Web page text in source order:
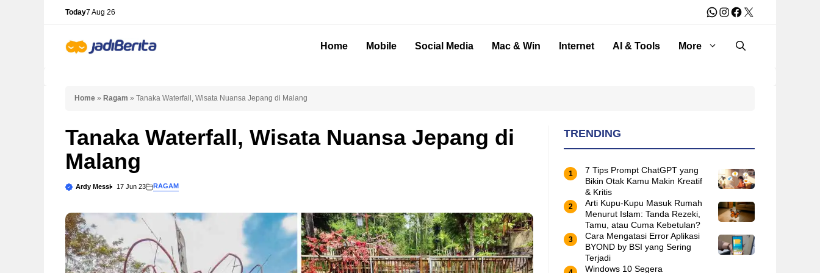
Today7 Aug 26 WhatsApp
Instagram
Facebook
X
Home Mobile Social Media Mac & Win Internet AI & Tools More
Home » Ragam » Tanaka Waterfall, Wisata Nuansa Jepang di Malang
Tanaka Waterfall, Wisata Nuansa Jepang di
Malang
Ardy Messi 17 Jun 23 RAGAM
TRENDING
7 Tips Prompt ChatGPT yang
Bikin Otak Kamu Makin Kreatif
& Kritis
Arti Kupu-Kupu Masuk Rumah
Menurut Islam: Tanda Rezeki,
Tamu, atau Cuma Kebetulan?
Cara Mengatasi Error Aplikasi
BYOND by BSI yang Sering
Terjadi
Windows 10 Segera